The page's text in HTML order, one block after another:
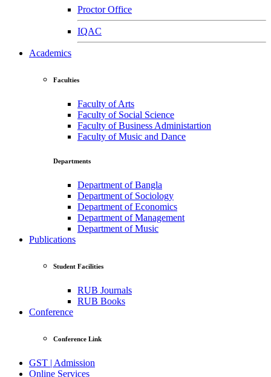
Proctor Office
IQAC
Academics
Faculties
Faculty of Arts
Faculty of Social Science
Faculty of Business Administartion
Faculty of Music and Dance
Departments
Department of Bangla
Department of Sociology
Department of Economics
Department of Management
Department of Music
Publications
Student Facilities
RUB Journals
RUB Books
Conference
Conference Link
GST | Admission
Online Services